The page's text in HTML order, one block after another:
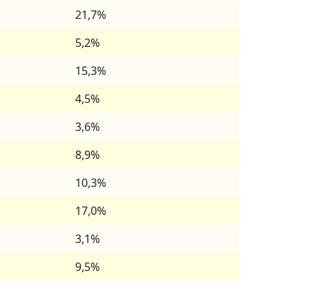
21,7%
5,2%
15,3%
4,5%
3,6%
8,9%
10,3%
17,0%
3,1%
9,5%